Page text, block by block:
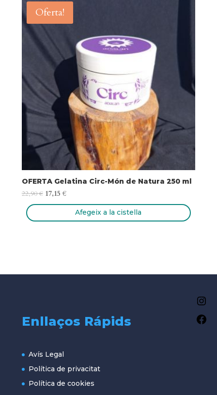
Oferta!
OFERTA Gelatina Circ-Món de Natura 250 ml
22,90€ El
preu
17,15 €El
preu
actualAfegeix a la cistella
Enllaços Rápids
Avís Legal
Política de privacitat
Política de cookies